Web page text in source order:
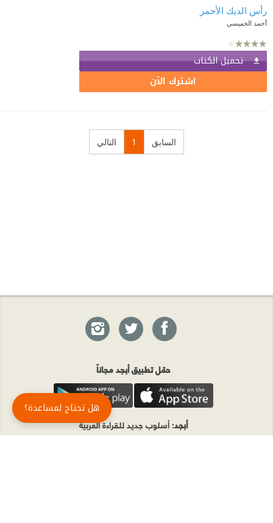
رأس الديك الأحمر
أحمد الخميسي
تحميل الكتاب
اشترك الآن
السابق 1 التالي
حمّل تطبيق أبجد مجاناً
أبجد: أسلوب جديد للقراءة العربية
هل تحتاج لمساعدة؟